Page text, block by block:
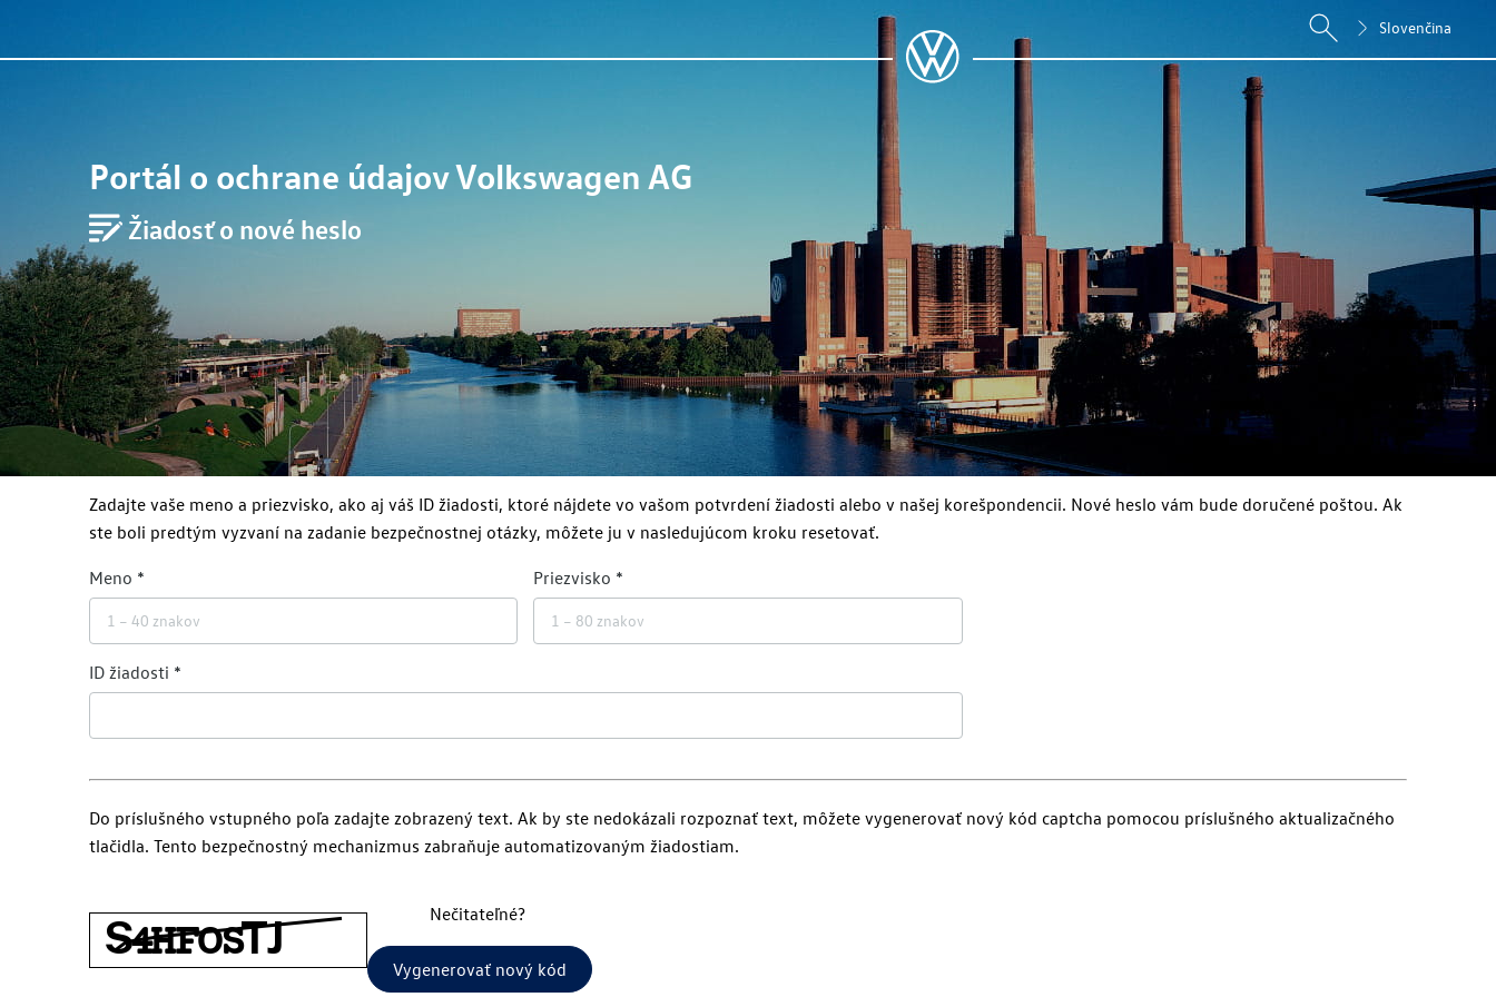
Slovenčina
Portál o ochrane údajovVolkswagen AG
Žiadosť o nové heslo
Zadajte vaše meno a priezvisko, ako aj váš ID žiadosti, ktoré nájdete vo vašom potvrdení žiadosti alebo v našej korešpondencii. Nové heslo vám bude doručené poštou. Ak
ste boli predtým vyzvaní na zadanie bezpečnostnej otázky, môžete ju v nasledujúcom kroku resetovať.
Meno Priezvisko
ID žiadosti
Do príslušného vstupného poľa zadajte zobrazený text. Ak by ste nedokázali rozpoznať text, môžete vygenerovať nový kód captcha pomocou príslušného aktualizačného
tlačidla. Tento bezpečnostný mechanizmus zabraňuje automatizovaným žiadostiam.
Nečitateľné?
Vygenerovať nový kód